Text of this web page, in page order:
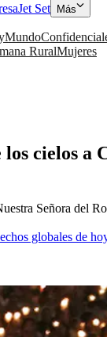
Jet Set Más
Mundo
RuralMujeres
cielos a
Señora del
globales de